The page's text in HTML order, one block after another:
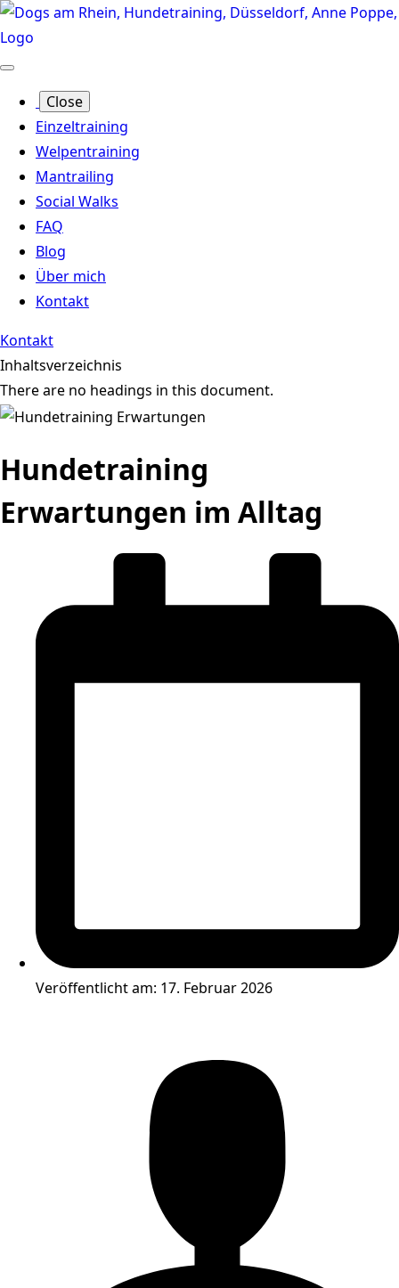
Close
Einzeltraining
Welpentraining
Mantrailing
Social Walks
FAQ
Blog
Über mich
Kontakt
Kontakt
Inhaltsverzeichnis
There are no headings in this document.
Hundetraining
Erwartungen im Alltag
Veröffentlicht am: 17. Februar 2026